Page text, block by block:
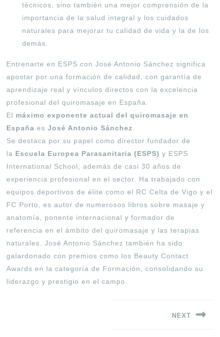
técnicos, sino también una mejor comprensión de la
importancia de la salud integral y los cuidados
naturales para mejorar tu calidad de vida y la de los
demás
Entrenarte en ESPS con José Antonio Sánchez significa
apostar por una formación de calidad, con garantía de
aprendizaje real y vínculos directos con la excelencia
profesional del quiromasaje en España
El máximo exponente actual del quiromasaje en
España esJosé Antonio Sánchez
Se destaca por su papel como director fundador de
la Escuela Europea Parasanitaria (ESPS) y ESPS
International School, además de casi 30 años de
experiencia profesional en el sector
Ha trabajado con
equipos deportivos de élite como el RC Celta de Vigo y el
FC Porto, es autor de numerosos libros sobre masaje y
anatomía, ponente internacional y formador de
referencia en el ámbito del quiromasaje y las terapias
naturales
José Antonio Sánchez también ha sido
galardonado con premios como los Beauty Contact
Awards en la categoría de Formación, consolidando su
liderazgo y prestigio en el campo.
NEXT